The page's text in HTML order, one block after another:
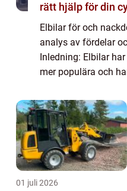
rätt hjälp för din
Elbilar för och
analys av fördelar
Inledning: Elbilar
mer populära och
kommer att ge en
01 juli 2026